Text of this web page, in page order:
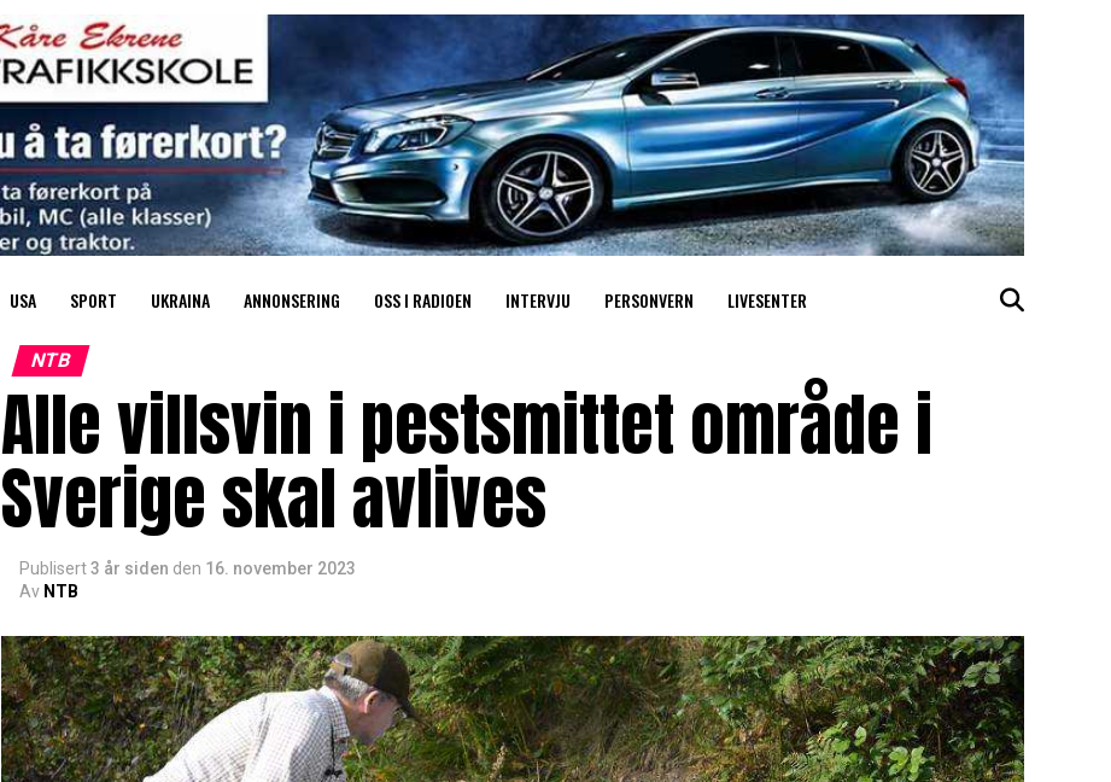
USA SPORT UKRAINA ANNONSERING OSS I RADIOEN INTERVJU PERSONVERN LIVESENTER
NTB
Alle villsvin i pestsmittet område i
Sverige skal avlives
Publisert3 år siden den 16. november 2023
Av NTB